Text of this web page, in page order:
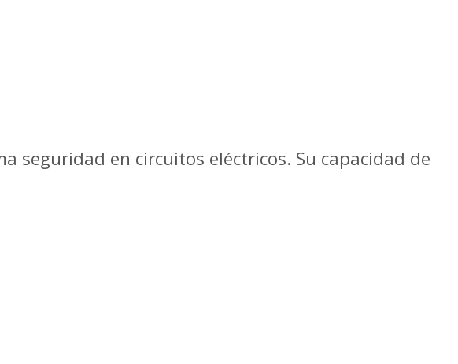
seguridad en circuitos eléctricos. Su capacidad de